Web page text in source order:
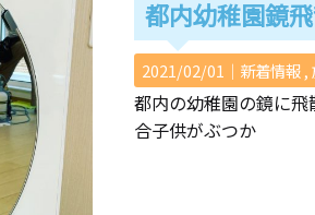
都内幼稚園鏡
2021/02/01｜ 新着情報
都内の幼稚園の鏡に
合子供がぶつか